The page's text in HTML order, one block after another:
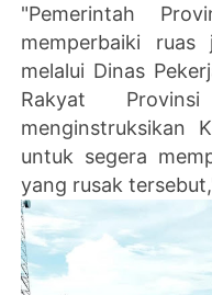
"Pemerintah
memperbaiki
melalui Dinas
Rakyat
menginstruksikan
untuk segera
yang rusak